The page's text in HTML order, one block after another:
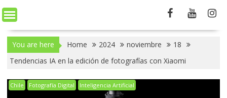
You are here Home 2024 noviembre
18
Tendencias IA en la edición de fotografías con Xiaomi
Chile Fotografía Digital Inteligencia Artificial